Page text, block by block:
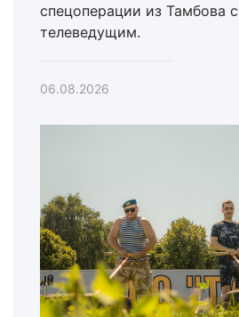
спецоперации из Тамбова
телеведущим.
06.08.2026